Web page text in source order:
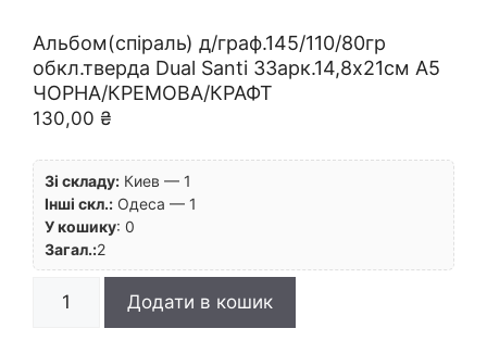
Альбом(спіраль) д/граф.145/110/80гр
обкл.тверда Dual Santi 33арк.14,8х21см А5
ЧОРНА/КРЕМОВА/КРАФТ
130,00 ₴
Зі складу: Киев — 1
Інші скл.: Одеса — 1
У кошику: 0
Загал.:2
Альбом(спіраль)
Додати в кошик